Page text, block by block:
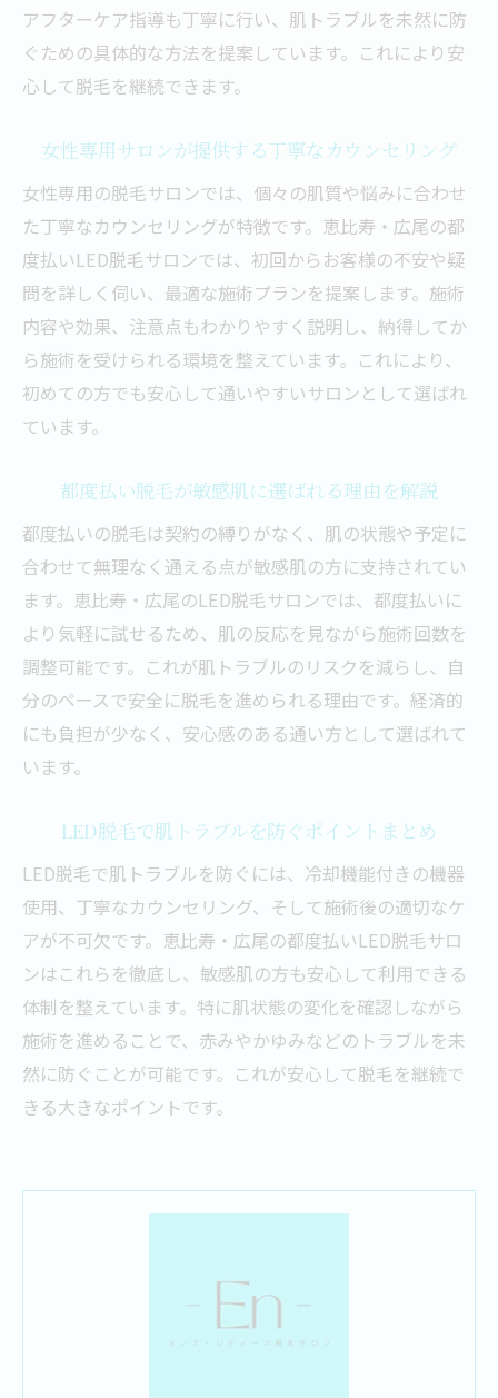
アフターケア指導も丁寧に行い、肌トラブルを未然に防
ぐための具体的な方法を提案しています。これにより安
心して脱毛を継続できます。
女性専用サロンが提供する丁寧なカウンセリング
女性専用の脱毛サロンでは、個々の肌質や悩みに合わせ
た丁寧なカウンセリングが特徴です。恵比寿・広尾の都
度払いLED脱毛サロンでは、初回からお客様の不安や疑
問を詳しく伺い、最適な施術プランを提案します。施術
内容や効果、注意点もわかりやすく説明し、納得してか
ら施術を受けられる環境を整えています。これにより、
初めての方でも安心して通いやすいサロンとして選ばれ
ています。
都度払い脱毛が敏感肌に選ばれる理由を解説
都度払いの脱毛は契約の縛りがなく、肌の状態や予定に
合わせて無理なく通える点が敏感肌の方に支持されてい
ます。恵比寿・広尾のLED脱毛サロンでは、都度払いに
より気軽に試せるため、肌の反応を見ながら施術回数を
調整可能です。これが肌トラブルのリスクを減らし、自
分のペースで安全に脱毛を進められる理由です。経済的
にも負担が少なく、安心感のある通い方として選ばれて
います。
LED脱毛で肌トラブルを防ぐポイントまとめ
LED脱毛で肌トラブルを防ぐには、冷却機能付きの機器
使用、丁寧なカウンセリング、そして施術後の適切なケ
アが不可欠です。恵比寿・広尾の都度払いLED脱毛サロ
ンはこれらを徹底し、敏感肌の方も安心して利用できる
体制を整えています。特に肌状態の変化を確認しながら
施術を進めることで、赤みやかゆみなどのトラブルを未
然に防ぐことが可能です。これが安心して脱毛を継続で
きる大きなポイントです。